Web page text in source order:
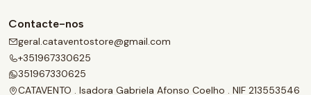
Contacte-nos
geral.cataventostore@gmail.com
+351967330625
351967330625
CATAVENTO . Isadora Gabriela Afonso Coelho . NIF 213553546